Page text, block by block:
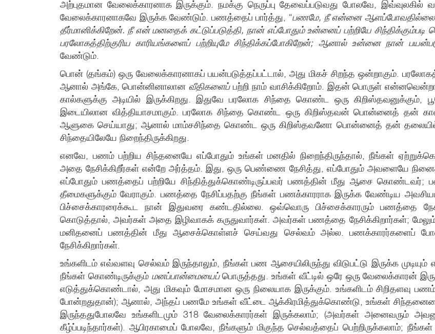
அற்புதமான வேலைக்காரனாக இருக்கும். நமக்கு நெருப்பு தேவைப்படுவது போலவே,
வேலைக்காரனாகவே இருக்க வேண்டும். பணத்தைப் பார்த்து, “பணமே, நீ என்னை
தீர்மானிக்கிறேன். நீ என் மனதைக் கட்டுப்படுத்தி, நான் எப்போதும் உன்னைப் பற்றியே
பரலோகத்திற்குரிய காரியங்களைப் பற்றியுமே சிந்திக்கப்போகிறேன்; ஆனால் உன்னை நான்
வேண்டும்.
பொன் (தங்கம்) ஒரு வேலைக்காரனாகப் பயன்படுத்தப்பட்டால், அது மிகச் சிறந்த ஒன்றாகும்.
ஆனால் அங்கே, பொன்னினாலான வீதிகளைப்பற்றி நாம் வாசிக்கிறோம். இதன் பொருள்
கால்களுக்கு அடியில் இருக்கிறது. இதுவே பரலோக சிந்தை கொண்ட ஒரு
இடையிலான வித்தியாசமாகும். பரலோக சிந்தை கொண்ட ஒரு கிறிஸ்தவன் பொன்னைத் தன்
ஆளுகை செய்யாது; ஆனால் மாம்சசிந்தை கொண்ட ஒரு கிறிஸ்தவனோ பொன்னைத் தன்
சிந்தையிலேயே நிறைந்திருக்கிறது.
எனவே, பணம் பற்றிய சிந்தனையே எப்போதும் உங்கள் மனதில் நிறைந்திருந்தால், நீங்கள்
அதை நேசிக்கிறீர்கள் என்றே அர்த்தம். இது, ஒரு பெண்ணை நேசித்து, எப்போதும் அவளையே
எப்போதும் பணத்தைப் பற்றியே சிந்தித்துக்கொண்டிருப்பவர் பணத்தின் மீது ஆசை
தீமைகளுக்கும் வேராகும். பணத்தை நேசிப்பதற்கு நீங்கள் பணக்காரராக இருக்க வேண்டிய
பிச்சைக்காரரைக்கூட நான் இதுவரை கண்டதில்லை. ஒவ்வொரு பிச்சைக்காரரும் பணத்தை
கொடுத்தால், அவர்கள் அதை இழிவாகக் கருதுவார்கள். அவர்கள் பணத்தை நேசிக்கிறார்கள்; மேலும்
மனிதனைப் பணத்தின் மீது ஆசைக்கொள்ளச் செய்வது செல்வம் அல்ல. பணக்காரர்களைப்
நேசிக்கிறார்கள்.
உங்களிடம் எவ்வளவு செல்வம் இருந்தாலும், நீங்கள் பண ஆசையிலிருந்து விடுபட்டு இருக்க
நீங்கள் கொண்டிருக்கும் மனப்பான்மையைப்பொருத்தது. உங்கள் வீட்டில் ஒரே ஒரு வேலைக்காரன்
எடுத்துக்கொண்டால், அது மிகவும் மோசமான ஒரு நிலையாக இருக்கும். உங்களிடம் சிறிதளவு
போன்றதுதான்); ஆனால், அந்தப் பணமே உங்கள் வீட்டை ஆக்கிரமித்துக்கொண்டு, உங்கள்
இருந்ததுபோலவே உங்களிடமும் 318 வேலைக்காரர்கள் இருக்கலாம்; (அவர்கள் அனைவரும்
கீழ்ப்படிந்தார்கள்). ஆபிரகாமைப் போலவே, நீங்களும் மிகுந்த செல்வத்தைப் பெற்றிருக்கலாம்;